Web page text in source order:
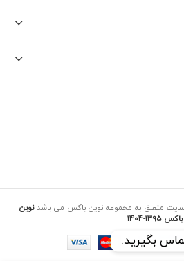
متعلق به مجموعه نوین باکس می باشدنوین
باکس 1395-1404
بگیرید.